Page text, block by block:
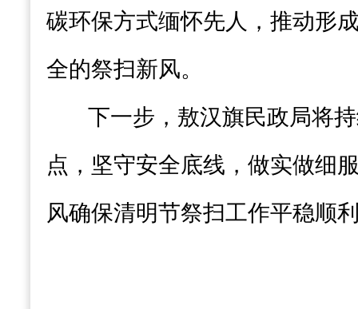
碳环保方式缅怀先人，推动形
全的祭扫新风。
下一步，敖汉旗民政局将
点，坚守安全底线，做实做细
风确保清明节祭扫工作平稳顺